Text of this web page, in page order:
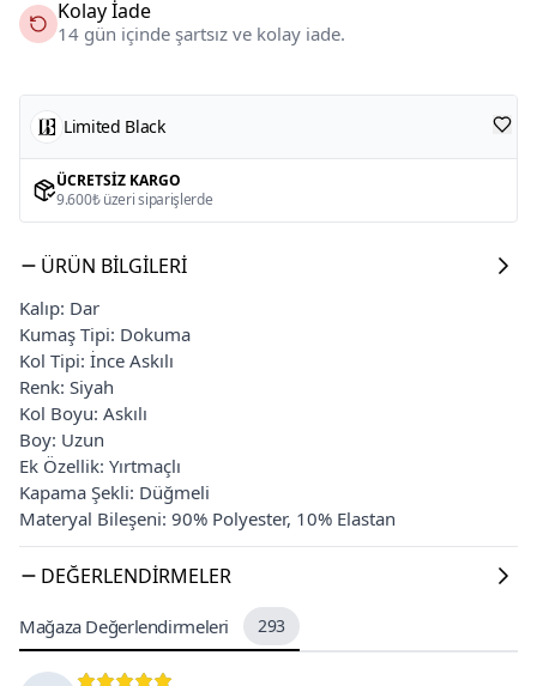
Kolay İade
14 gün içinde şartsız ve kolay iade.
Limited Black
ÜCRETSIZ KARGO
9.600₺ üzeri siparişlerde
ÜRÜN BILGILERI
Kalıp: Dar
Kumaş Tipi: Dokuma
Kol Tipi: İnce Askılı
Renk: Siyah
Kol Boyu: Askılı
Boy: Uzun
Ek Özellik: Yırtmaçlı
Kapama Şekli: Düğmeli
Materyal Bileşeni: 90% Polyester, 10% Elastan
DEĞERLENDIRMELER
Mağaza Değerlendirmeleri 293